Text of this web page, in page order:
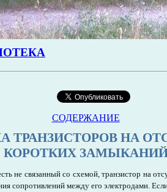
СОДЕРЖАНИЕ
ТРАНЗИСТОРОВ НА
КОРОТКИХ
не связанный со схемой, транзистор на
сопротивлений между его электродами.